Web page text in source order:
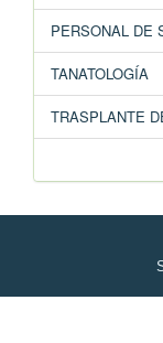
PERSONAL DE
TANATOLOGÍA
TRASPLANTE